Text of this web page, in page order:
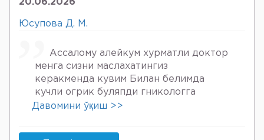
20.06.2026
Юсупова Д. М.
Ассалому алейкум хурматли доктор
менга сизни маслахатингиз
керакменда кувим Билан белимда
кучли огрик буляпди гникологга
онкологов уролога хирурга учрадим
куйдирдик лекин фойдаси булмаяпди
Давомини ўқиш >>